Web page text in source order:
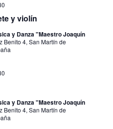
y violín
y Danza "Maestro Joaquín
Benito 4, San Martín de
y Danza "Maestro Joaquín
Benito 4, San Martín de